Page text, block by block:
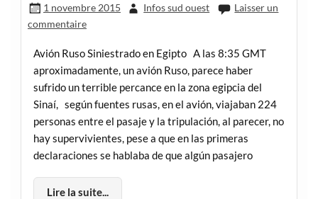
1 novembre 2015 Infos sud ouest
Laisser un
commentaire
Avión Ruso Siniestrado en Egipto A las 8:35 GMT
aproximadamente, un avión Ruso, parece haber
sufrido un terrible percance en la zona egipcia del
Sinaí, según fuentes rusas, en el avión, viajaban 224
personas entre el pasaje y la tripulación, al parecer, no
hay supervivientes, pese a que en las primeras
declaraciones se hablaba de que algún pasajero
Lire la suite...